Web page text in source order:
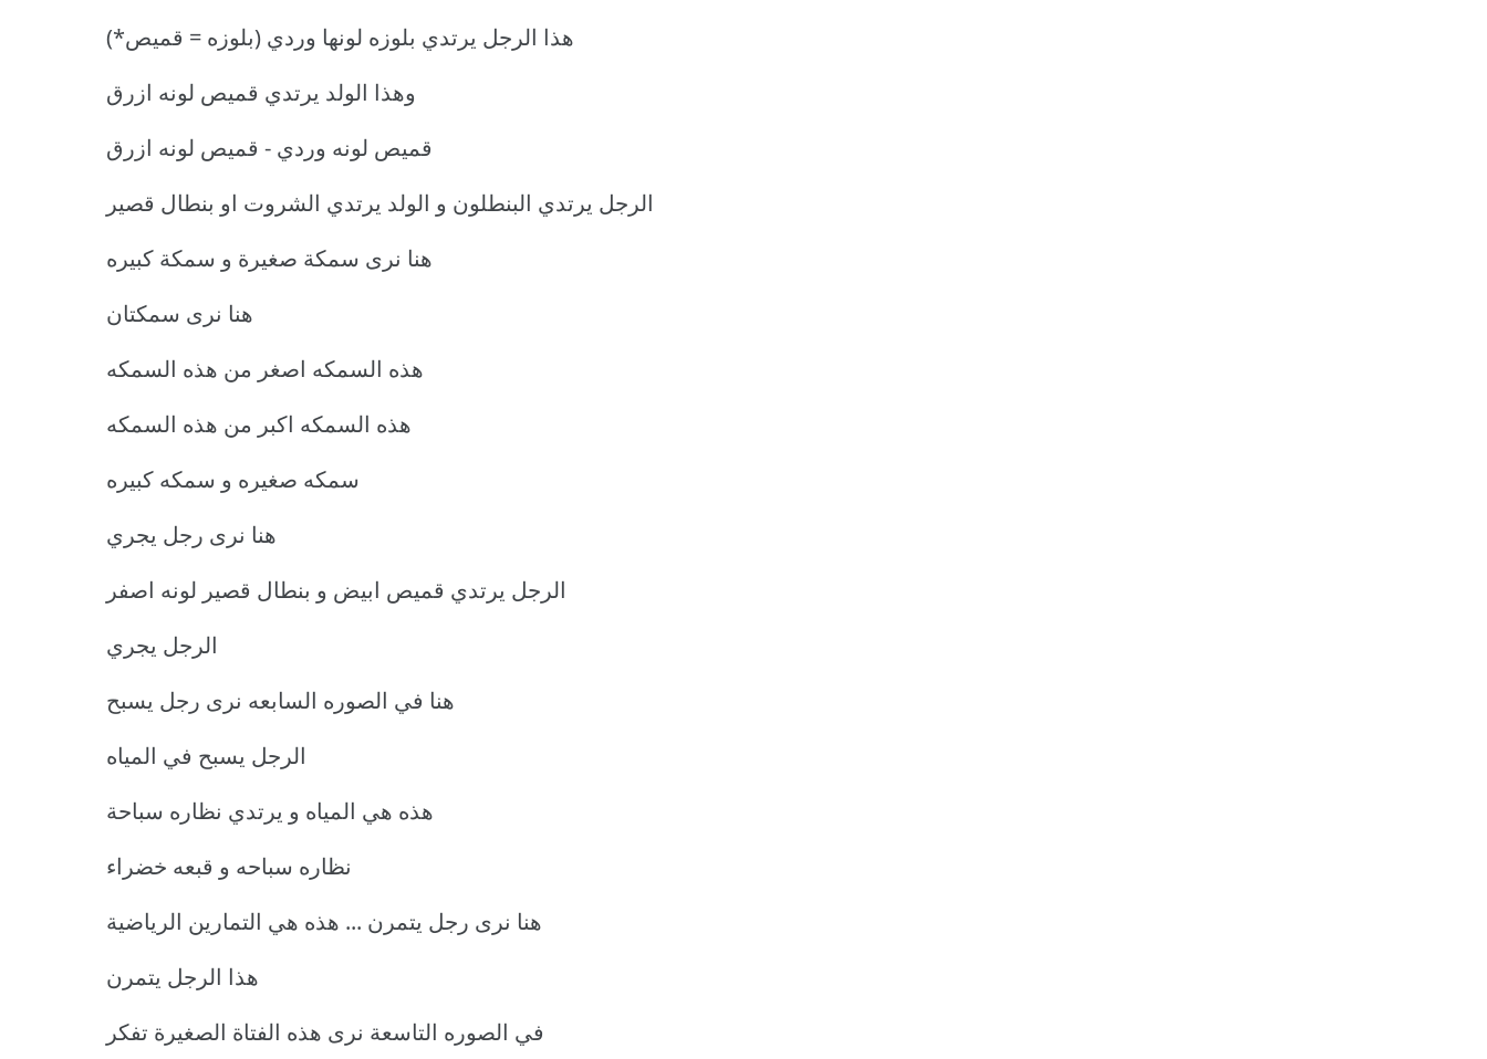
هذا الرجل يرتدي بلوزه لونها وردي (بلوزه = قميص*)
وهذا الولد يرتدي قميص لونه ازرق
قميص لونه وردي - قميص لونه ازرق
الرجل يرتدي البنطلون و الولد يرتدي الشروت او بنطال قصير
هنا نرى سمكة صغيرة و سمكة كبيره
هنا نرى سمكتان
هذه السمكه اصغر من هذه السمكه
هذه السمكه اكبر من هذه السمكه
سمكه صغيره و سمكه كبيره
هنا نرى رجل يجري
الرجل يرتدي قميص ابيض و بنطال قصير لونه اصفر
الرجل يجري
هنا في الصوره السابعه نرى رجل يسبح
الرجل يسبح في المياه
هذه هي المياه و يرتدي نظاره سباحة
نظاره سباحه و قبعه خضراء
هنا نرى رجل يتمرن ... هذه هي التمارين الرياضية
هذا الرجل يتمرن
في الصوره التاسعة نرى هذه الفتاة الصغيرة تفكر